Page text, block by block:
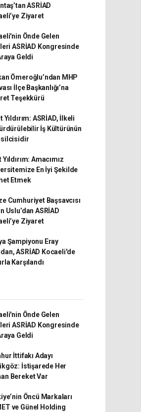
ASRİAD
Ziyaret
Önde Gelen
ASRİAD Kongresinde
Geldi
Ömeroğlu’ndan MHP
İlçe Başkanlığı’na
Teşekkürü
Yıldırım: ASRİAD, İlkeli
İş Kültürünün
Amacımız
En İyi Şekilde
Etmek
Cumhuriyet Başsavcısı
Uslu’dan ASRİAD
Ziyaret
Şampiyonu Eray
ASRİAD Kocaeli'de
Karşılandı
Önde Gelen
ASRİAD Kongresinde
Geldi
İttifakı Adayı
İstişarede Her
Bereket Var
Öncü Markaları
ve Günel Holding